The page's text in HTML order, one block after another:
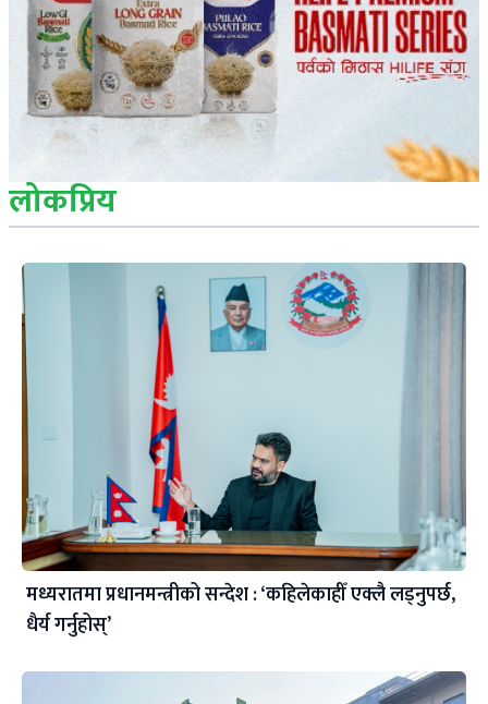
लोकप्रिय
मध्यरातमा प्रधानमन्त्रीको सन्देश : ‘कहिलेकाहीँ एक्लै लड्नुपर्छ,
धैर्य गर्नुहोस्’